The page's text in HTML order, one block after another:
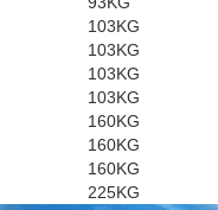
103KG
103KG
103KG
103KG
160KG
160KG
160KG
225KG